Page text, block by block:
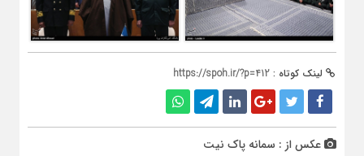
لینک کوتاه : https://spoh.ir/?p=412
عکس از : سمانه پاک نیت